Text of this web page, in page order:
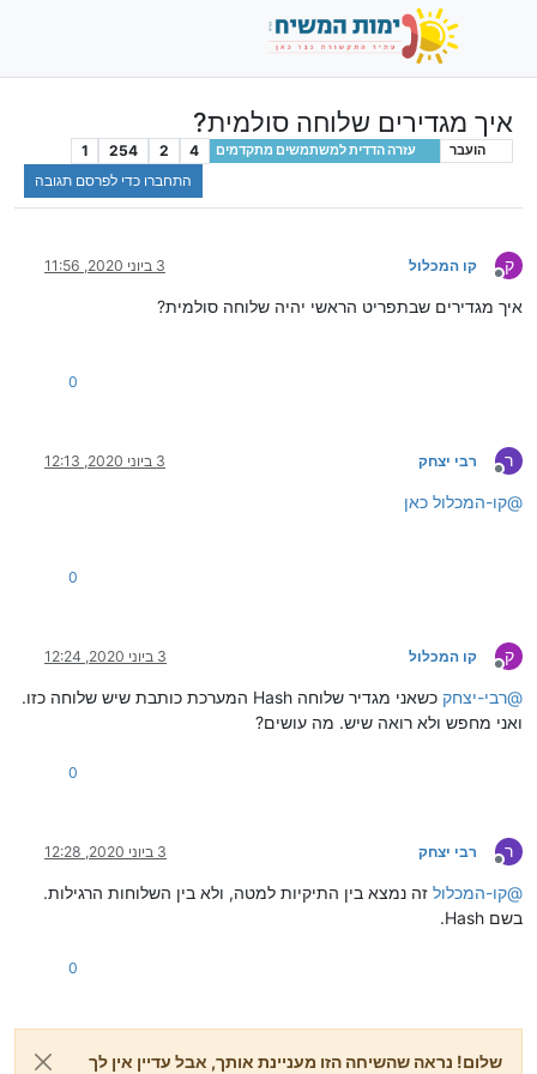
איך מגדירים שלוחה סולמית?
הועבר עזרה הדדית למשתמשים מתקדמים 4
2
254
1
התחברו כדי לפרסם תגובה
ק
מנותק
קו המכלול 3 ביוני 2020, 11:56
איך מגדירים שבתפריט הראשי יהיה שלוחה סולמית?
0
ר
מנותק
רבי יצחק 3 ביוני 2020, 12:13
@קו-המכלול כאן
0
ק
מנותק
קו המכלול 3 ביוני 2020, 12:24
@רבי-יצחק
כשאני מגדיר שלוחה Hash המערכת כותבת שיש שלוחה כזו.
ואני מחפש ולא רואה שיש. מה עושים?
0
ר
מנותק
רבי יצחק 3 ביוני 2020, 12:28
@קו-המכלול זה נמצא בין התיקיות למטה, ולא בין השלוחות הרגילות.
בשם Hash.
0
שלום! נראה שהשיחה הזו מעניינת אותך, אבל עדיין אין לך